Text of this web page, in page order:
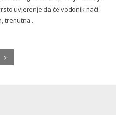
uvjerenje da će vodonik naći
trenutna...